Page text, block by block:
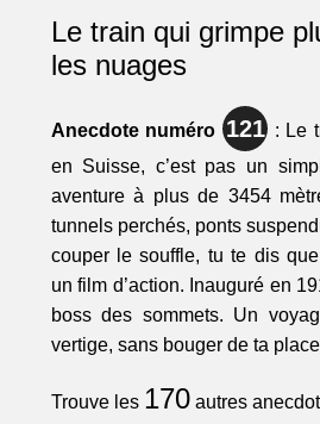
Le train qui grimpe
les nuages
Anecdote numéro 121 : Le
en Suisse, c’est pas un
aventure à plus de 3454
tunnels perchés, ponts
couper le souffle, tu te dis
un film d’action. Inauguré en
boss des sommets. Un
vertige, sans bouger de ta
Trouve les 170autres